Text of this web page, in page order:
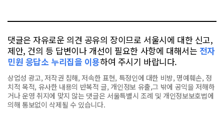
댓글은 자유로운 의견 공유의 장이므로 서울시에 대한 신고,
제안, 건의 등 답변이나 개선이 필요한 사항에 대해서는 전자
민원 응답소 누리집을 이용하여 주시기 바랍니다.
상업성 광고, 저작권 침해, 저속한 표현, 특정인에 대한 비방, 명예훼손, 정
치적 목적, 유사한 내용의 반복적 글, 개인정보 유출,그 밖에 공익을 저해하
거나 운영 취지에 맞지 않는 댓글은 서울특별시 조례 및 개인정보보호법에
의해 통보없이 삭제될 수 있습니다.